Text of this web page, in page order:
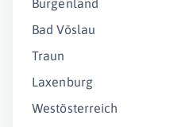
Burgenland
Bad Vöslau
Traun
Laxenburg
Westösterreich